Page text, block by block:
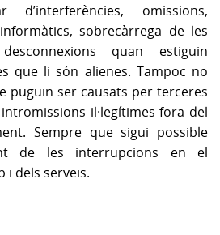
omissions,
sobrecàrrega de les
quan estiguin
que li són alienes. Tampoc no
puguin ser causats per terceres
il·legítimes fora del
Sempre que sigui possible
de les interrupcions en el
i dels serveis.